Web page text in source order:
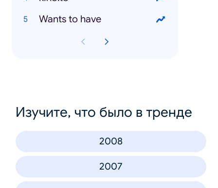
Wants to have
Изучите, что было в тренде
2008
2007